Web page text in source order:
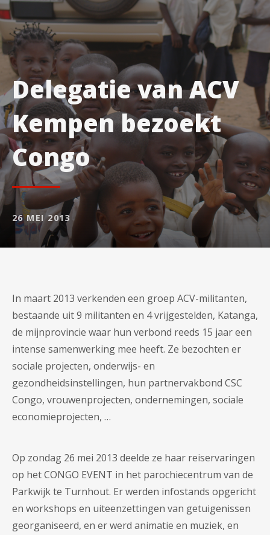
Delegatie van ACV
Kempen bezoekt
Congo
26 MEI 2013
In maart 2013 verkenden een groep ACV-militanten,
bestaande uit 9 militanten en 4 vrijgestelden, Katanga,
de mijnprovincie waar hun verbond reeds 15 jaar een
intense samenwerking mee heeft. Ze bezochten er
sociale projecten, onderwijs- en
gezondheidsinstellingen, hun partnervakbond CSC
Congo, vrouwenprojecten, ondernemingen, sociale
economieprojecten, …
Op zondag 26 mei 2013 deelde ze haar reiservaringen
op het CONGO EVENT in het parochiecentrum van de
Parkwijk te Turnhout. Er werden infostands opgericht
en workshops en uiteenzettingen van getuigenissen
georganiseerd, en er werd animatie en muziek, en